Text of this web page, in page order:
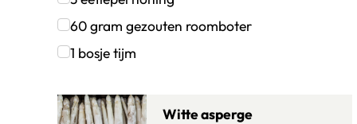
Klik om dit selectievakje aan te vinken
60gram gezouten roomboter
Klik om dit selectievakje aan te vinken
1 bosjetijm
Witte asperge
Lees meer over Witte asperge